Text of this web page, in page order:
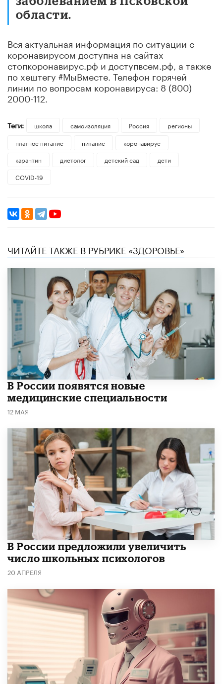
области.
Вся актуальная информация по ситуации с
коронавирусом доступна на сайтах
стопкоронавирус.рф и доступвсем.рф, а также
по хештегу #МыВместе. Телефон горячей
линии по вопросам коронавируса: 8 (800)
2000-112.
Теги: школа самоизоляция Россия
регионы
платное питание
питание
коронавирус
карантин
диетолог детский сад
дети
COVID-19
ЧИТАЙТЕ ТАКЖЕ В РУБРИКЕ «ЗДОРОВЬЕ»
В России появятся новые
медицинские специальности
12 МАЯ
В России предложили увеличить
число школьных психологов
20 АПРЕЛЯ